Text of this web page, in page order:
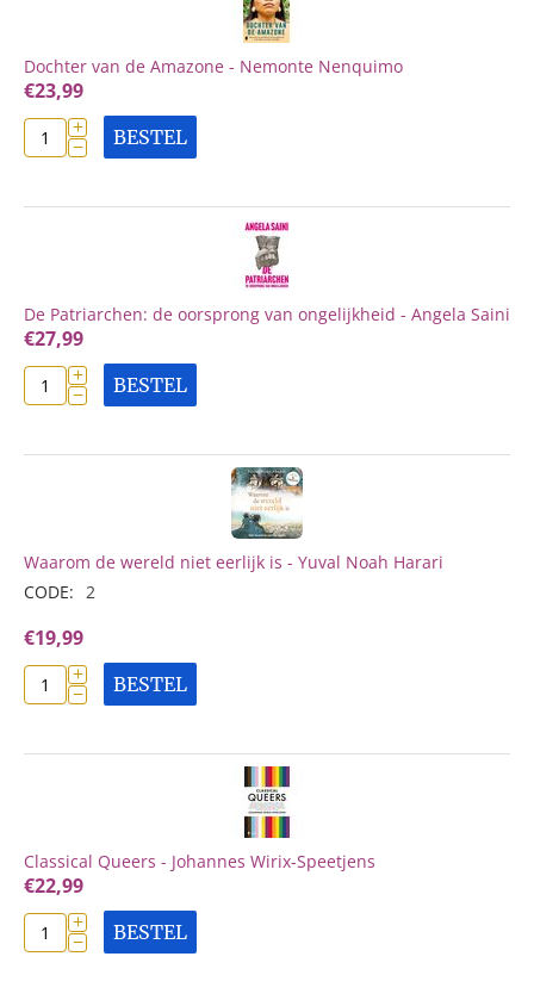
Dochter van de Amazone - Nemonte Nenquimo
€23,99
+
− BESTEL
De Patriarchen: de oorsprong van ongelijkheid - Angela Saini
€27,99
+
− BESTEL
Waarom de wereld niet eerlijk is - Yuval Noah Harari
CODE: 2
€19,99
+
− BESTEL
Classical Queers - Johannes Wirix-Speetjens
€22,99
+
− BESTEL